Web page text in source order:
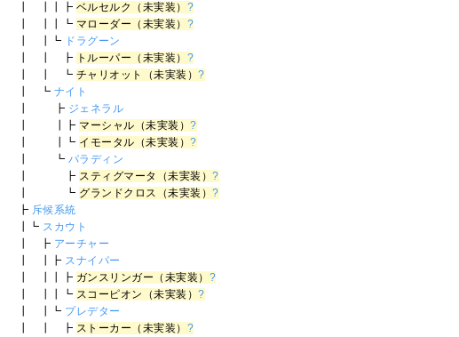
┃ ┃┃┣ ベルセルク（未実装） ?
┃ ┃┃┗ マローダー（未実装） ?
┃ ┃┗ ドラグーン
┃ ┃ ┣ トルーパー（未実装） ?
┃ ┃ ┗ チャリオット（未実装）?
┃ ┗ ナイト
┃ ┣ ジェネラル
┃ ┃┣ マーシャル（未実装）?
┃ ┃┗ イモータル（未実装）?
┃ ┗ パラディン
┃ ┣ スティグマータ（未実装）?
┃ ┗ グランドクロス（未実装）?
┣ 斥候系統
┃┗ スカウト
┃ ┣ アーチャー
┃ ┃┣ スナイパー
┃ ┃┃┣ ガンスリンガー（未実装） ?
┃ ┃┃┗ スコーピオン（未実装）?
┃ ┃┗ プレデター
┃ ┃ ┣ ストーカー（未実装） ?